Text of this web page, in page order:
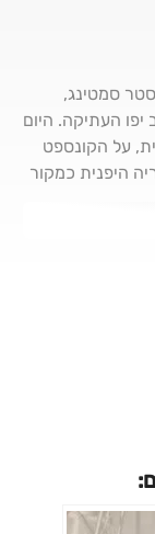
סמטינג,
יפו העתיקה. היום
על הקונספט
היפנית כמקור
שביקרתי בהן -